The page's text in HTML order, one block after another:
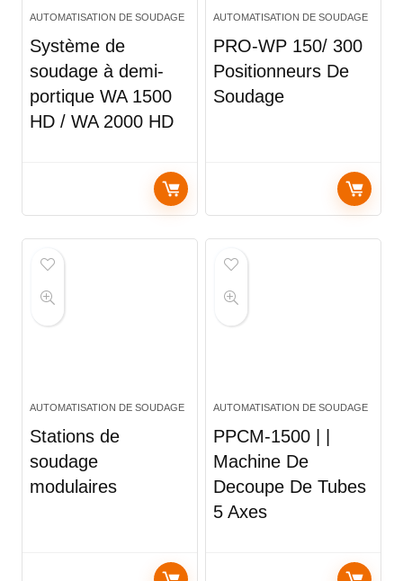
AUTOMATISATION DE SOUDAGE
Système de
soudage à demi-
portique WA 1500
HD / WA 2000 HD
AUTOMATISATION DE SOUDAGE
PRO-WP 150/ 300
Positionneurs De
Soudage
AUTOMATISATION DE SOUDAGE
Stations de
soudage
modulaires
AUTOMATISATION DE SOUDAGE
PPCM-1500 | |
Machine De
Decoupe De Tubes
5 Axes